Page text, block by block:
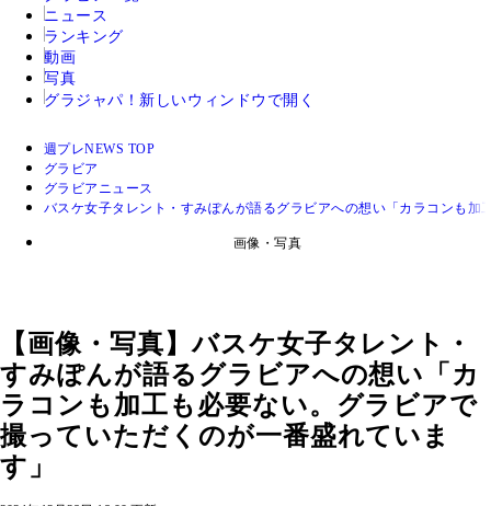
ニュース
ランキング
動画
写真
グラジャパ！ 新しいウィンドウで開く
週プレNEWS TOP
グラビア
グラビアニュース
バスケ女子タレント・すみぽんが語るグラビアへの想い「カラコンも
画像・写真
【画像・写真】バスケ女子タレント・
すみぽんが語るグラビアへの想い「カ
ラコンも加工も必要ない。グラビアで
撮っていただくのが一番盛れていま
す」